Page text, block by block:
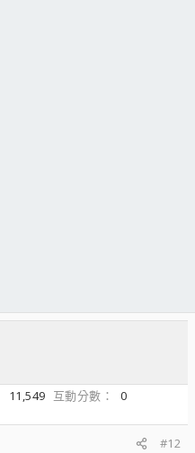
11,549 互動分數
0
#12